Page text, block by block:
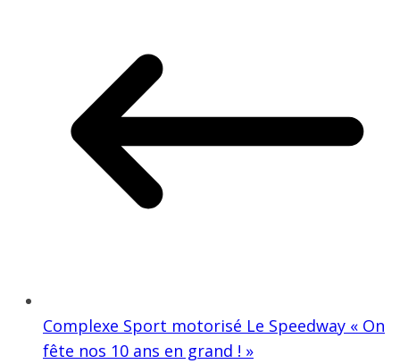
Complexe Sport motorisé Le Speedway « On
fête nos 10 ans en grand ! »